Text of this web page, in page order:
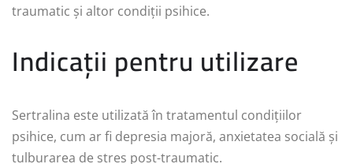
traumatic și altor condiții psihice.
Indicații pentru utilizare
Sertralina este utilizată în tratamentul condițiilor
psihice, cum ar fi depresia majoră, anxietatea socială și
tulburarea de stres post-traumatic.